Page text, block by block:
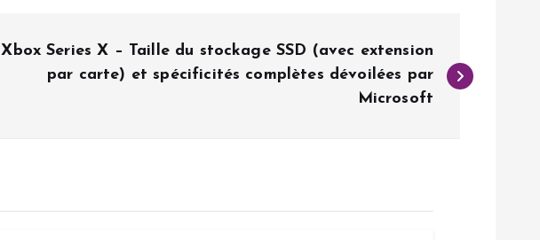
Xbox Series X – Taille du stockage SSD (avec extension
par carte) et spécificités complètes dévoilées par
Microsoft